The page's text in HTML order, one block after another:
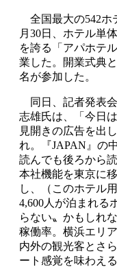
全国最大の542ホ
月30日、ホテル単
を誇る「アパホテ
業した。開業式典
名が参加した。
同日、記者発表
志雄氏は、「今日
見開きの広告を出
れ。『JAPAN』の
読んでも後ろから
本社機能を東京に
し、（このホテル
4,600人が泊まれる
らない〟かもしれ
稼働率。横浜エリ
内外の観光客とさ
ート感覚を味わえ